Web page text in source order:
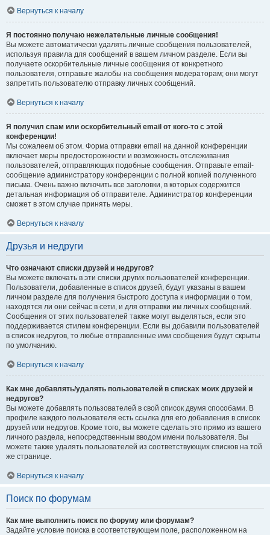
Вернуться к началу
Я постоянно получаю нежелательные личные сообщения!
Вы можете автоматически удалять личные сообщения пользователей,
используя правила для сообщений в вашем личном разделе. Если вы
получаете оскорбительные личные сообщения от конкретного
пользователя, отправьте жалобы на сообщения модераторам; они могут
запретить пользователю отправку личных сообщений.
Вернуться к началу
Я получил спам или оскорбительный email от кого-то с этой
конференции!
Мы сожалеем об этом. Форма отправки email на данной конференции
включает меры предосторожности и возможность отслеживания
пользователей, отправляющих подобные сообщения. Отправьте email-
сообщение администратору конференции с полной копией полученного
письма. Очень важно включить все заголовки, в которых содержится
детальная информация об отправителе. Администратор конференции
сможет в этом случае принять меры.
Вернуться к началу
Друзья и недруги
Что означают списки друзей и недругов?
Вы можете включать в эти списки других пользователей конференции.
Пользователи, добавленные в список друзей, будут указаны в вашем
личном разделе для получения быстрого доступа к информации о том,
находятся ли они сейчас в сети, и для отправки им личных сообщений.
Сообщения от этих пользователей также могут выделяться, если это
поддерживается стилем конференции. Если вы добавили пользователей
в список недругов, то любые отправленные ими сообщения будут скрыты
по умолчанию.
Вернуться к началу
Как мне добавлять/удалять пользователей в списках моих друзей и
недругов?
Вы можете добавлять пользователей в свой список двумя способами. В
профиле каждого пользователя есть ссылка для его добавления в список
друзей или недругов. Кроме того, вы можете сделать это прямо из вашего
личного раздела, непосредственным вводом имени пользователя. Вы
можете также удалять пользователей из соответствующих списков на той
же странице.
Вернуться к началу
Поиск по форумам
Как мне выполнить поиск по форуму или форумам?
Задайте условие поиска в соответствующем поле, расположенном на